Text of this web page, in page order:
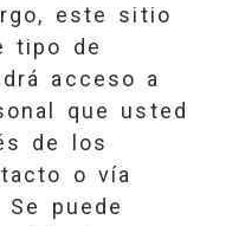
este sitio
tipo de
acceso a
que usted
de los
o vía
puede